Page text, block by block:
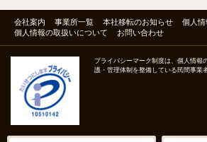
会社案内 事業所一覧 本社移転のお知らせ
個人
個人情報の取扱いについて
お問い合わせ
プライバシーマーク制度は、個人情報
護・管理体制を整備している民間事業